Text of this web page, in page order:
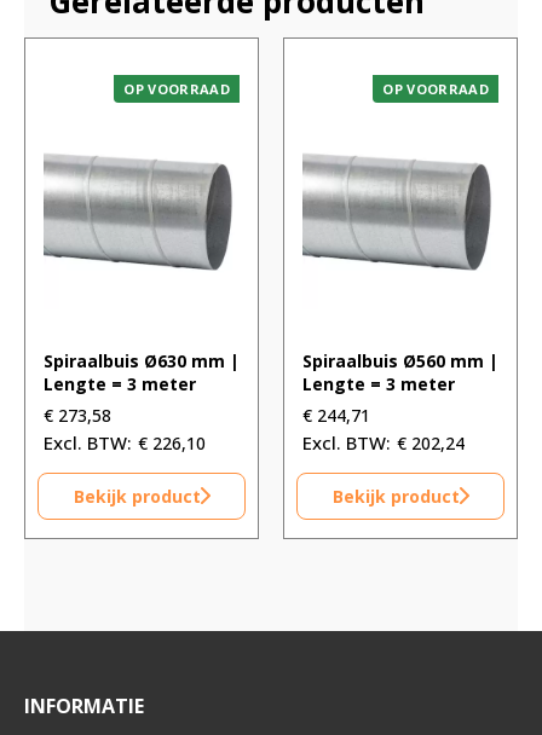
OP VOORRAAD
Spiraalbuis Ø630 mm |
Lengte = 3 meter
€ 273,58
€ 226,10
Bekijk product
OP VOORRAAD
Spiraalbuis Ø560 mm |
Lengte = 3 meter
€ 244,71
€ 202,24
Bekijk product
INFORMATIE